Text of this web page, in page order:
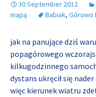
30 September 2012
mapą
Babiak, Górowo
jak na panujące dziś
popagórowego
kilkugodzinnego
dystans ukręcił się
więc kierunek wiatru